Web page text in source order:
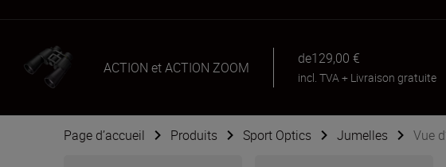
ACTION et ACTION ZOOM
de129,00 €
incl. TVA+ Livraison gratuite
Page d’accueil Produits Sport Optics Jumelles Vue